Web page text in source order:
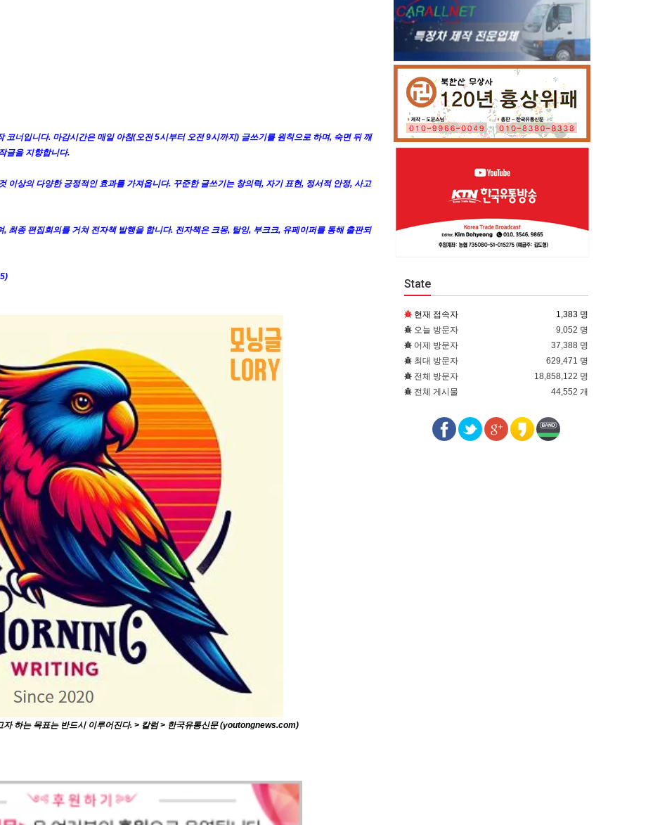
너입니다. 마감시간은 매일 아침(오전 5시부터 오전 9시까지) 글쓰기를 원칙으로 하며, 숙면 뒤 깨
글을 지향합니다.
이상의 다양한 긍정적인 효과를 가져옵니다. 꾸준한 글쓰기는 창의력, 자기 표현, 정서적 안정, 사고
최종 편집회의를 거쳐 전자책 발행을 합니다. 전자책은 크몽, 탈잉, 부크크, 유페이퍼를 통해 출판되
자 하는 목표는 반드시 이루어진다. > 칼럼 > 한국유통신문 (youtongnews.com)
State
현재 접속자
1,383 명
오늘 방문자
9,052 명
어제 방문자
37,388 명
최대 방문자
629,471 명
전체 방문자
18,858,122 명
전체 게시물
44,552 개